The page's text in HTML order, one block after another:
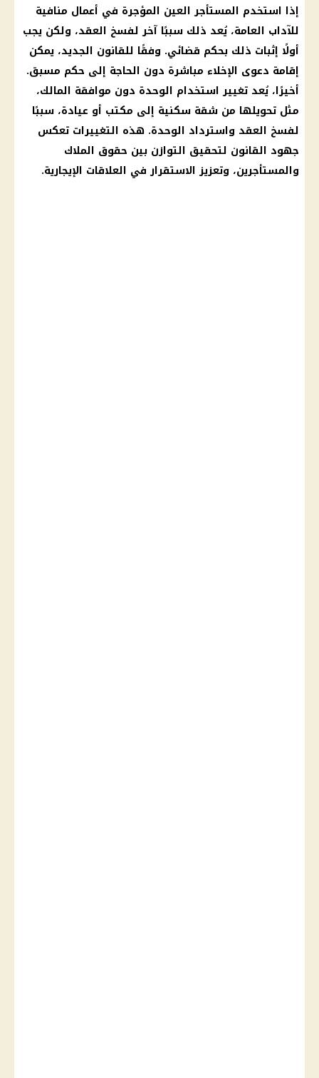
إذا استخدم المستأجرالعين المؤجرة في أعمال منافية
للآداب العامة، يُعد ذلك سببًا آخر لفسخ العقد، ولكن يجب
أولًا إثبات ذلك بحكم قضائي. وفقًا للقانون الجديد، يمكن
إقامة دعوى الإخلاء مباشرة دون الحاجة إلى حكم مسبق.
أخيرًا، يُعد تغيير استخدام الوحدة دون موافقة المالك،
مثل تحويلها من شقة سكنية إلى مكتب أو عيادة، سببًا
لفسخ العقد واسترداد الوحدة. هذه التغييرات تعكس
جهود القانون لتحقيق التوازن بين حقوق الملاك
والمستأجرين، وتعزيز الاستقرار في العلاقات الإيجارية.